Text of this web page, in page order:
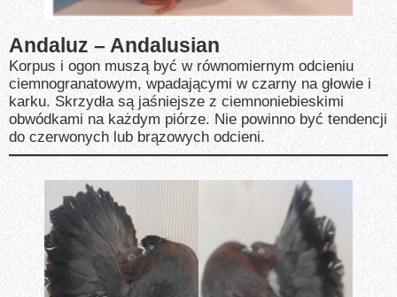
Andaluz – Andalusian
Korpus i ogon muszą być w równomiernym odcieniu
ciemnogranatowym, wpadającymi w czarny na głowie i
karku. Skrzydła są jaśniejsze z ciemnoniebieskimi
obwódkami na każdym piórze. Nie powinno być tendencji
do czerwonych lub brązowych odcieni.